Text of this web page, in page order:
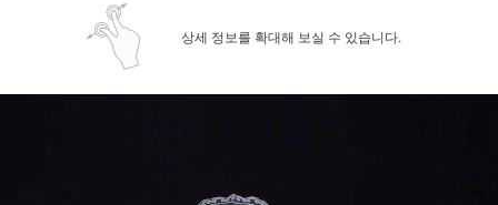
상세 정보를 확대해 보실 수 있습니다.